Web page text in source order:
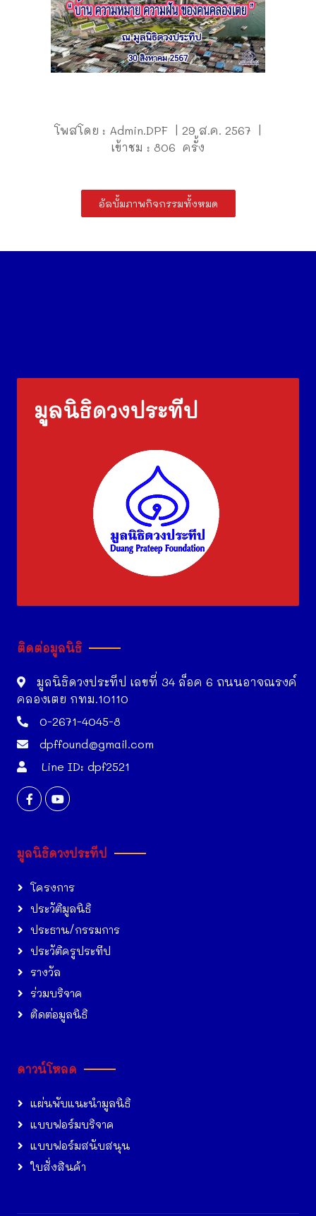
โพสโดย : Admin.DPF | 29 ส.ค. 2567 |
เข้าชม : 806 ครั้ง
อัลบั้มภาพกิจกรรมทั้งหมด
มูลนิธิดวงประทีป
ติดต่อมูลนิธิ
มูลนิธิดวงประทีป เลขที่ 34 ล็อค 6 ถนนอาจณรงค์
คลองเตย กทม.10110
0-2671-4045-8
dpffound@gmail.com
Line ID: dpf2521
มูลนิธิดวงประทีป
โครงการ
ประวัติมูลนิธิ
ประธาน/กรรมการ
ประวัติครูประทีป
รางวัล
ร่วมบริจาค
ติดต่อมูลนิธิ
ดาวน์โหลด
แผ่นพับแนะนำมูลนิธิ
แบบฟอร์มบริจาค
แบบฟอร์มสนับสนุน
ใบสั่งสินค้า